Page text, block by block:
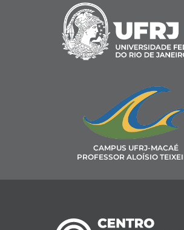
CAMPUS UFRJ-MACAÉ
PROFESSOR ALOÍSIO